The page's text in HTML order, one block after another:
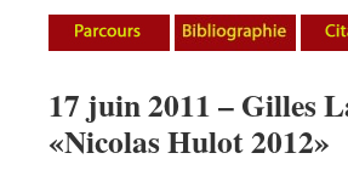
17 juin 2011 – Gilles
«Nicolas Hulot 2012»